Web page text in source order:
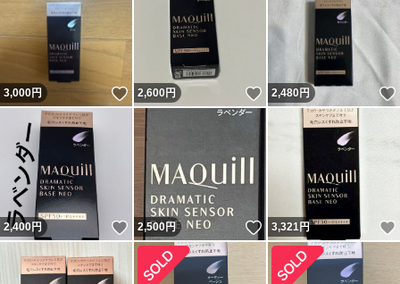
3,000円 いいね！
2,600円 いいね！
2,480円
2,400円 いいね！
2,500円 いいね！
3,321円